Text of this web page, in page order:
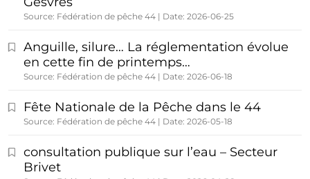
Source: Fédération de pêche 44 Date: 2026-06-25
Anguille, silure… La réglementation évolue
en cette fin de printemps…
Source: Fédération de pêche 44 Date: 2026-06-18
Fête Nationale de la Pêche dans le 44
Source: Fédération de pêche 44 Date: 2026-05-18
consultation publique sur l’eau – Secteur
Brivet